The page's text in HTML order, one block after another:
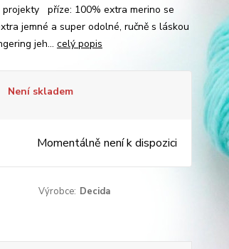
projekty příze: 100% extra merino se
jemné a super odolné, ručně s láskou
jeh... celý popis
Není skladem
Momentálně není k dispozici
Výrobce: Decida